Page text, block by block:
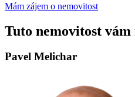
Mám zájem o nemovitost
Tuto nemovitost
Pavel Melichar